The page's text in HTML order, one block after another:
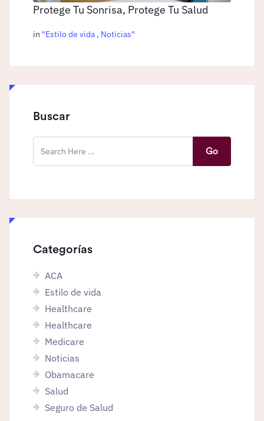
Protege Tu Sonrisa, Protege Tu Salud
in "Estilo de vida , Noticias"
Buscar
Go
Categorías
ACA
Estilo de vida
Healthcare
Healthcare
Medicare
Noticias
Obamacare
Salud
Seguro de Salud